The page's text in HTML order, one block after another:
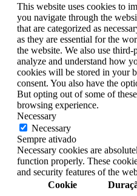
This website uses cookies to
you navigate through the
that are categorized as
as they are essential for the
the website. We also use
analyze and understand how
cookies will be stored in your
consent. You also have the
But opting out of some of
browsing experience.
Necessary
Necessary
Sempre ativado
Necessary cookies are
function properly. These
and security features of the
Cookie